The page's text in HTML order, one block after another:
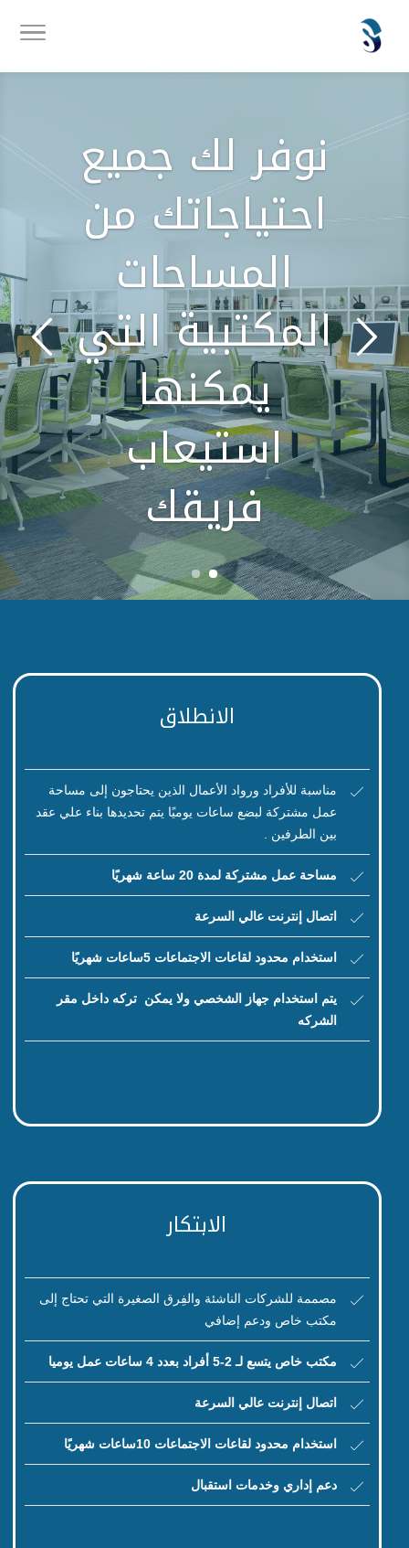
نوفر لك جميع
احتياجاتك من
المساحات
المكتبية التي
يمكنها
استيعاب
فريقك
الانطلاق
مناسبة للأفراد ورواد الأعمال الذين يحتاجون إلى مساحة
عمل مشتركة لبضع ساعات يوميًا يتم تحديدها بناء علي عقد
بين الطرفين .
مساحة عمل مشتركة لمدة 20 ساعة شهريًا
اتصال إنترنت عالي السرعة
استخدام محدود لقاعات الاجتماعات 5ساعات شهريًا
يتم استخدام جهاز الشخصي ولا يمكن تركه داخل مقر
الشركه
الابتكار
مصممة للشركات الناشئة والفِرق الصغيرة التي تحتاج إلى
مكتب خاص ودعم إضافي
مكتب خاص يتسع لـ 2-5 أفراد بعدد 4 ساعات عمل يوميا
اتصال إنترنت عالي السرعة
استخدام محدود لقاعات الاجتماعات 10ساعات شهريًا
دعم إداري وخدمات استقبال